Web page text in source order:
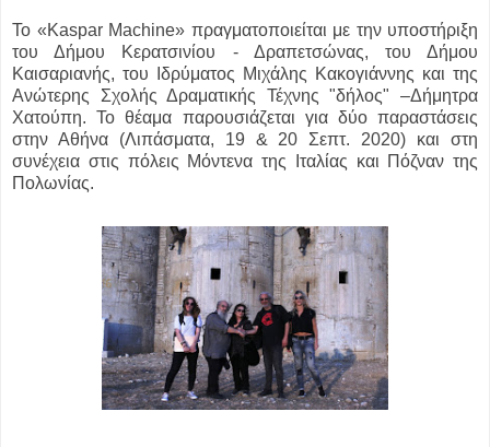
To «Kaspar Machine» πραγματοποιείται με την υποστήριξη
του Δήμου Κερατσινίου - Δραπετσώνας, του Δήμου
Καισαριανής, του Ιδρύματος Μιχάλης Κακογιάννης και της
Ανώτερης Σχολής Δραματικής Τέχνης "δήλος" –Δήμητρα
Χατούπη. Το θέαμα παρουσιάζεται για δύο παραστάσεις
στην Αθήνα (Λιπάσματα, 19 & 20 Σεπτ. 2020) και στη
συνέχεια στις πόλεις Μόντενα της Ιταλίας και Πόζναν της
Πολωνίας.